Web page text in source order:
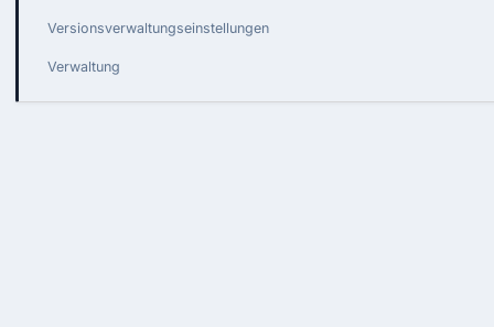
Versionsverwaltungseinstellungen
Verwaltung